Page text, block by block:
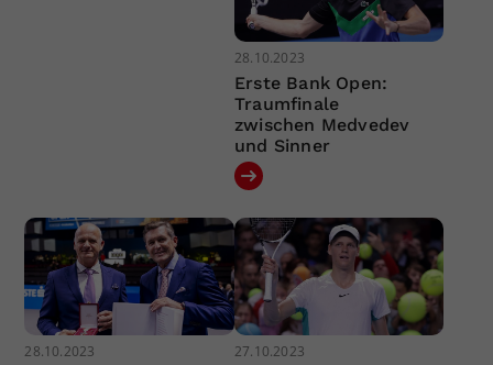
28.10.2023
Erste Bank Open:
Traumfinale
zwischen Medvedev
und Sinner
28.10.2023 27.10.2023